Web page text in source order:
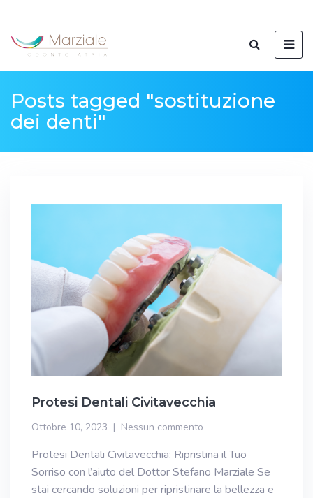
Posts tagged "sostituzione
dei denti"
Protesi Dentali Civitavecchia
Ottobre 10, 2023 Nessun commento
Protesi Dentali Civitavecchia: Ripristina il Tuo
Sorriso con l’aiuto del Dottor Stefano Marziale Se
stai cercando soluzioni per ripristinare la bellezza e